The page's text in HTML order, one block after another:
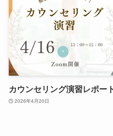
カウンセリング演習レポー
2026年4月20日